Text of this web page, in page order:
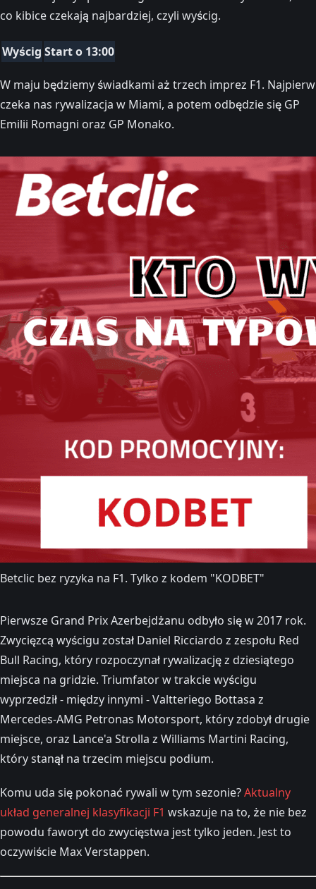
co kibice czekają najbardziej, czyli wyścig.
Wyścig Start o 13:00
W maju będziemy świadkami aż trzech imprez F1. Najpierw
czeka nas rywalizacja w Miami, a potem odbędzie się GP
Emilii Romagni oraz GP Monako.
Betclic bez ryzyka na F1. Tylko z kodem "KODBET"
Pierwsze Grand Prix Azerbejdżanu odbyło się w 2017 rok.
Zwycięzcą wyścigu został Daniel Ricciardo z zespołu Red
Bull Racing, który rozpoczynał rywalizację z dziesiątego
miejsca na gridzie. Triumfator w trakcie wyścigu
wyprzedził - między innymi - Valtteriego Bottasa z
Mercedes-AMG Petronas Motorsport, który zdobył drugie
miejsce, oraz Lance'a Strolla z Williams Martini Racing,
który stanął na trzecim miejscu podium.
Komu uda się pokonać rywali w tym sezonie?Aktualny
układ generalnej klasyfikacji F1 wskazuje na to, że nie bez
powodu faworyt do zwycięstwa jest tylko jeden. Jest to
oczywiście Max Verstappen.